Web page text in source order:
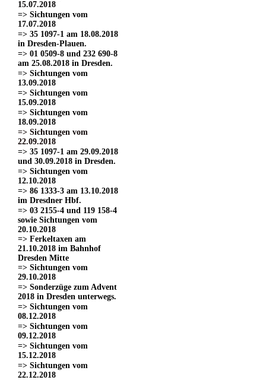
15.07.2018
=> Sichtungen vom
17.07.2018
=> 35 1097-1 am 18.08.2018
in Dresden-Plauen.
=> 01 0509-8 und 232 690-8
am 25.08.2018 in Dresden.
=> Sichtungen vom
13.09.2018
=> Sichtungen vom
15.09.2018
=> Sichtungen vom
18.09.2018
=> Sichtungen vom
22.09.2018
=> 35 1097-1 am 29.09.2018
und 30.09.2018 in Dresden.
=> Sichtungen vom
12.10.2018
=> 86 1333-3 am 13.10.2018
im Dresdner Hbf.
=> 03 2155-4 und 119 158-4
sowie Sichtungen vom
20.10.2018
=> Ferkeltaxen am
21.10.2018 im Bahnhof
Dresden Mitte
=> Sichtungen vom
29.10.2018
=> Sonderzüge zum Advent
2018 in Dresden unterwegs.
=> Sichtungen vom
08.12.2018
=> Sichtungen vom
09.12.2018
=> Sichtungen vom
15.12.2018
=> Sichtungen vom
22.12.2018